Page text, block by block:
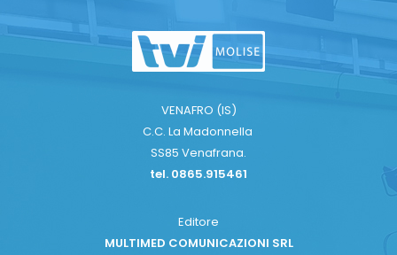
VENAFRO (IS)
C.C. La Madonnella
SS85 Venafrana.
tel. 0865.915461
Editore
MULTIMED COMUNICAZIONI SRL